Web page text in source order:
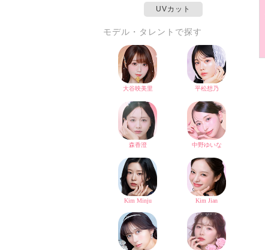
UVカット
モデル・タレントで探す